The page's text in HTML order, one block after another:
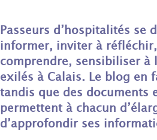
Passeurs d’hospitalités se
informer, inviter à
comprendre, sensibiliser à
exilés à Calais. Le blog en
tandis que des documents
permettent à chacun
d’approfondir ses